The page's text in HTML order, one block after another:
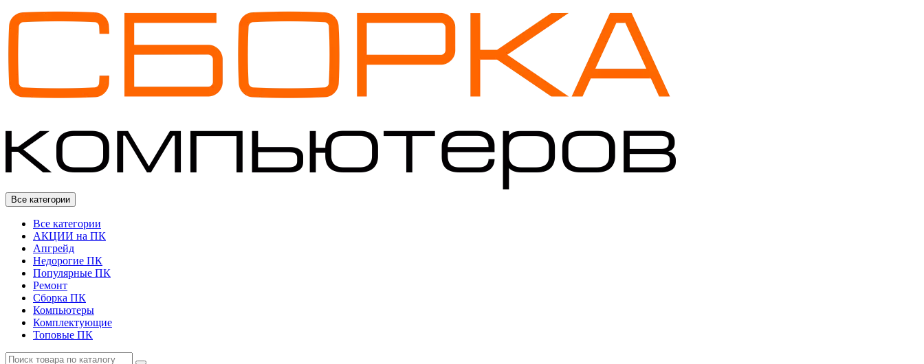
Все категории
Все категории
АКЦИИ на ПК
Апгрейд
Недорогие ПК
Популярные ПК
Ремонт
Сборка ПК
Компьютеры
Комплектующие
Топовые ПК